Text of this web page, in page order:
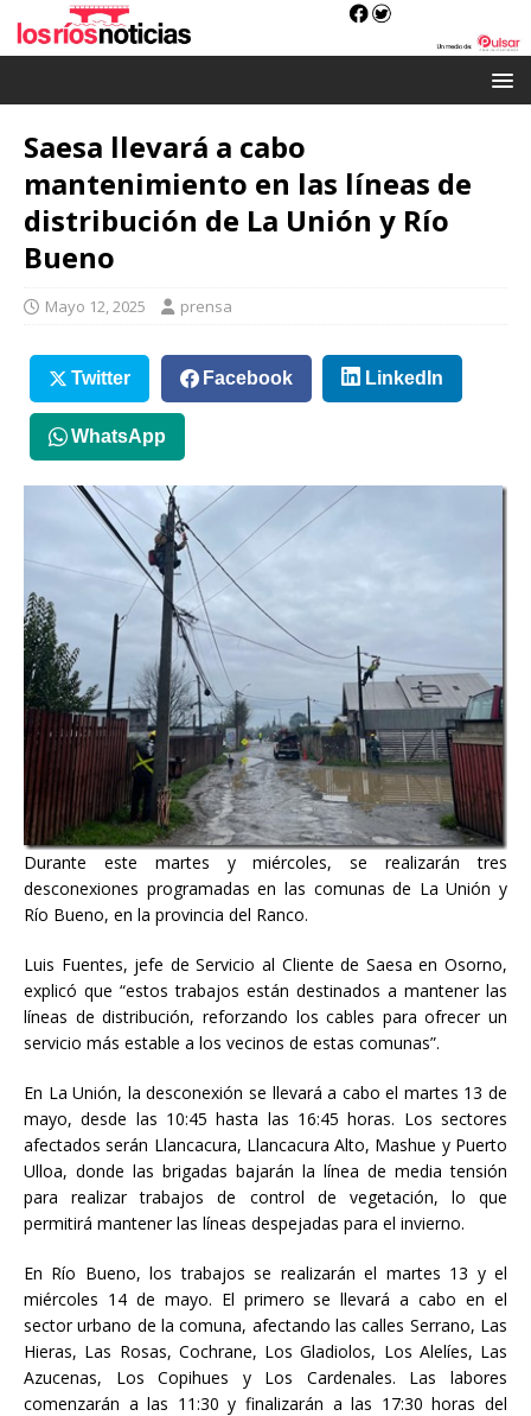
Saesa llevará a cabo
mantenimiento en las líneas de
distribución de La Unión y Río
Bueno
Mayo 12, 2025 prensa
Twitter Facebook LinkedIn
WhatsApp
Durante este martes y miércoles, se realizarán tres
desconexiones programadas en las comunas de La Unión y
Río Bueno, en la provincia del Ranco.
Luis Fuentes, jefe de Servicio al Cliente de Saesa en Osorno,
explicó que “estos trabajos están destinados a mantener las
líneas de distribución, reforzando los cables para ofrecer un
servicio más estable a los vecinos de estas comunas”.
En La Unión, la desconexión se llevará a cabo el martes 13 de
mayo, desde las 10:45 hasta las 16:45 horas. Los sectores
afectados serán Llancacura, Llancacura Alto, Mashue y Puerto
Ulloa, donde las brigadas bajarán la línea de media tensión
para realizar trabajos de control de vegetación, lo que
permitirá mantener las líneas despejadas para el invierno.
En Río Bueno, los trabajos se realizarán el martes 13 y el
miércoles 14 de mayo. El primero se llevará a cabo en el
sector urbano de la comuna, afectando las calles Serrano, Las
Hieras, Las Rosas, Cochrane, Los Gladiolos, Los Alelíes, Las
Azucenas, Los Copihues y Los Cardenales. Las labores
comenzarán a las 11:30 y finalizarán a las 17:30 horas del